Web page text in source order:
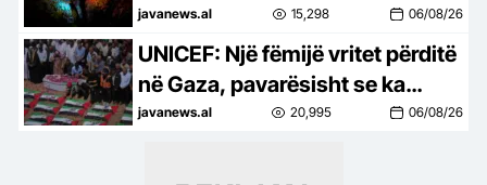
nga ajri për shuarjen e zjarrit
javanews.al 15,298 06/08/26
UNICEF: Një fëmijë vritet përditë
në Gaza, pavarësisht se ka
armëpushim
javanews.al 20,995 06/08/26